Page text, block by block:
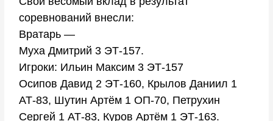
соревнований внесли:
Вратарь —
Муха Дмитрий 3 ЭТ-157.
Игроки: Ильин Максим 3 ЭТ-157
Осипов Давид 2 ЭТ-160, Крылов Даниил 1
АТ-83, Шутин Артём 1 ОП-70, Петрухин
Сергей 1 АТ-83, Куров Артём 1 ЭТ-163.